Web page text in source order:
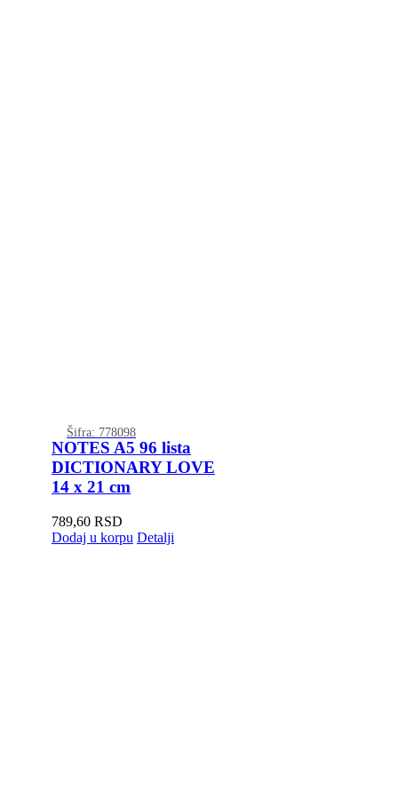
Šifra: 778098
NOTES A5 96 lista
DICTIONARY LOVE
14 x 21 cm
789,60 RSD
Dodaj u korpu Detalji